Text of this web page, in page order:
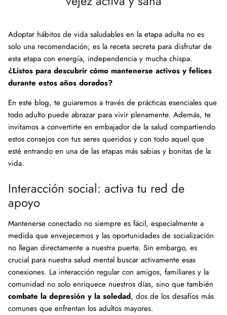
Adoptar hábitos de vida saludables en la etapa adulta no es
solo una recomendación; es la receta secreta para disfrutar de
esta etapa con energía, independencia y mucha chispa.
¿Listos para descubrir cómo mantenerse activos y felices
durante estos años dorados?
En este blog, te guiaremos a través de prácticas esenciales que
todo adulto puede abrazar para vivir plenamente. Además, te
invitamos a convertirte en embajador de la salud compartiendo
estos consejos con tus seres queridos y con todo aquel que
esté entrando en una de las etapas más sabias y bonitas de la
vida.
Interacción social: activa tu red de
apoyo
Mantenerse conectado no siempre es fácil, especialmente a
medida que envejecemos y las oportunidades de socialización
no llegan directamente a nuestra puerta. Sin embargo, es
crucial para nuestra salud mental buscar activamente esas
conexiones. La interacción regular con amigos, familiares y la
comunidad no solo enriquece nuestros días, sino que también
combate la depresión y la soledad, dos de los desafíos más
comunes que enfrentan los adultos mayores.